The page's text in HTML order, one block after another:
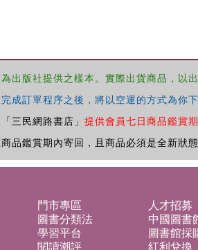
出版社提供之樣本。實際出貨商品，以
成訂單程序之後，將以空運的方式為你
三民網路書店」 提供會員七日商品鑑賞期
品鑑賞期內寄回，且商品必須是全新狀
門市專區 人才招募
圖書分類法 中國圖書
學習平台 圖書館採
閱讀潮評 紅利兌換